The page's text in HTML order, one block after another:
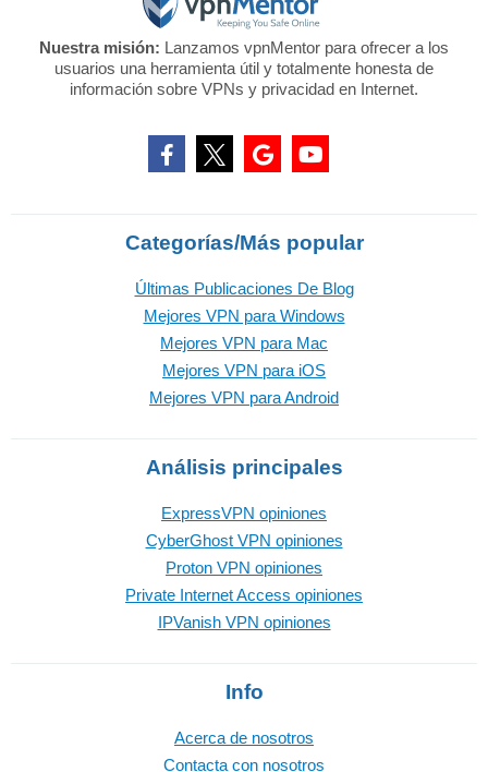
Nuestra misión: Lanzamos vpnMentor para ofrecer a los
usuarios una herramienta útil y totalmente honesta de
información sobre VPNs y privacidad en Internet.
Categorías/Más popular
Últimas Publicaciones De Blog
Mejores VPN para Windows
Mejores VPN para Mac
Mejores VPN para iOS
Mejores VPN para Android
Análisis principales
ExpressVPN opiniones
CyberGhost VPN opiniones
Proton VPN opiniones
Private Internet Access opiniones
IPVanish VPN opiniones
Info
Acerca de nosotros
Contacta con nosotros